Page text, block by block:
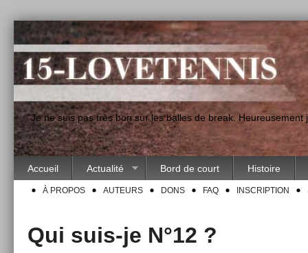
"Je ne suis pas très bon sur les balles de break.
Accueil Actualité Bord de court Histoire
À PROPOS AUTEURS DONS FAQ INSCRIPTION
Qui suis-je N°12 ?